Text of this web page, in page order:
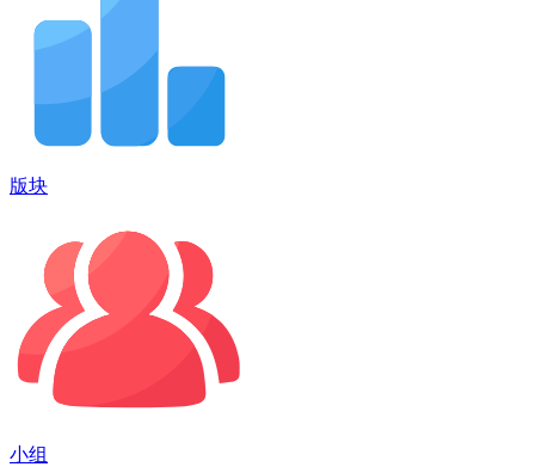
版块
小组